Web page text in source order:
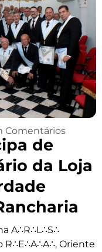
Comentários
de
da Loja
A∴R∴L∴S∴
R∴E∴A∴A∴, Oriente